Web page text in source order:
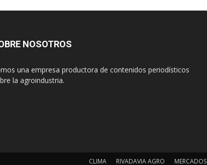
NOSOTROS
una empresa productora de contenidos periodísticos
la agroindustria.
CLIMA RIVADAVIA AGRO MERCADOS